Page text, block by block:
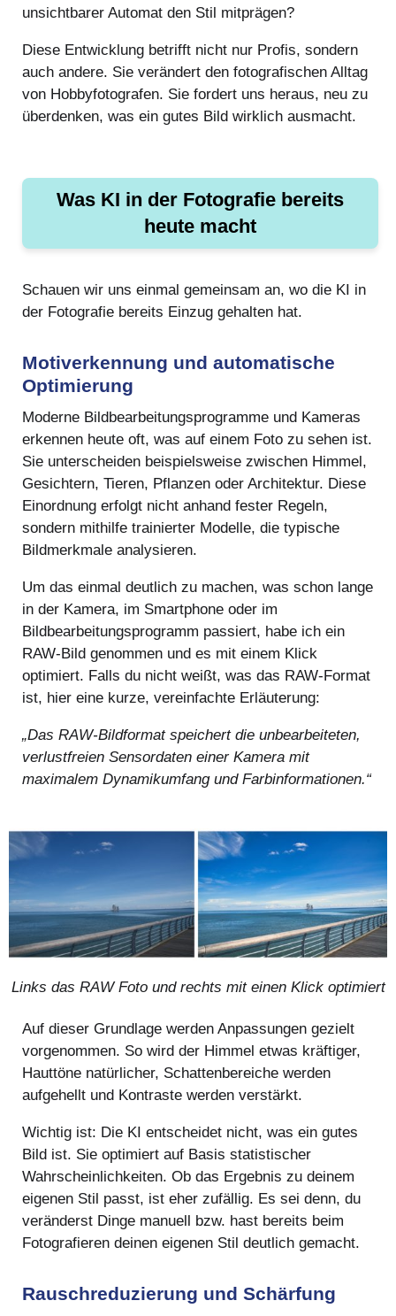
unsichtbarer Automat den Stil mitprägen?
Diese Entwicklung betrifft nicht nur Profis, sondern
auch andere. Sie verändert den fotografischen Alltag
von Hobbyfotografen. Sie fordert uns heraus, neu zu
überdenken, was ein gutes Bild wirklich ausmacht.
Was KI in der Fotografie bereits
heute macht
Schauen wir uns einmal gemeinsam an, wo die KI in
der Fotografie bereits Einzug gehalten hat.
Motiverkennung und automatische
Optimierung
Moderne Bildbearbeitungsprogramme und Kameras
erkennen heute oft, was auf einem Foto zu sehen ist.
Sie unterscheiden beispielsweise zwischen Himmel,
Gesichtern, Tieren, Pflanzen oder Architektur. Diese
Einordnung erfolgt nicht anhand fester Regeln,
sondern mithilfe trainierter Modelle, die typische
Bildmerkmale analysieren.
Um das einmal deutlich zu machen, was schon lange
in der Kamera, im Smartphone oder im
Bildbearbeitungsprogramm passiert, habe ich ein
RAW-Bild genommen und es mit einem Klick
optimiert. Falls du nicht weißt, was das RAW-Format
ist, hier eine kurze, vereinfachte Erläuterung:
„Das RAW-Bildformat speichert die unbearbeiteten,
verlustfreien Sensordaten einer Kamera mit
maximalem Dynamikumfang und Farbinformationen.“
Links das RAW Foto und rechts mit einen Klick optimiert
Auf dieser Grundlage werden Anpassungen gezielt
vorgenommen. So wird der Himmel etwas kräftiger,
Hauttöne natürlicher, Schattenbereiche werden
aufgehellt und Kontraste werden verstärkt.
Wichtig ist: Die KI entscheidet nicht, was ein gutes
Bild ist. Sie optimiert auf Basis statistischer
Wahrscheinlichkeiten. Ob das Ergebnis zu deinem
eigenen Stil passt, ist eher zufällig. Es sei denn, du
veränderst Dinge manuell bzw. hast bereits beim
Fotografieren deinen eigenen Stil deutlich gemacht.
Rauschreduzierung und Schärfung